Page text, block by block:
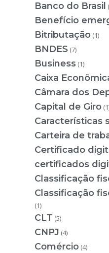
Banco do Brasil
Benefício
Bitributação (1)
BNDES (7)
Business (1)
Caixa
Câmara dos
Capital de Giro
Características
Carteira de
Certificado
certificados
Classificação
Classificação
(1)
CLT (5)
CNPJ (4)
Comércio (4)